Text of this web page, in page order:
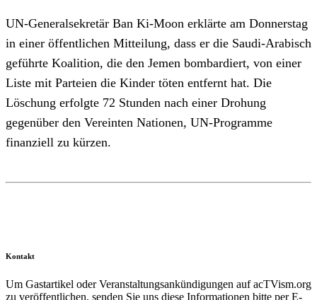
UN-Generalsekretär Ban Ki-Moon erklärte am Donnerstag
in einer öffentlichen Mitteilung, dass er die Saudi-Arabisch
geführte Koalition, die den Jemen bombardiert, von einer
Liste mit Parteien die Kinder töten entfernt hat. Die
Löschung erfolgte 72 Stunden nach einer Drohung
gegenüber den Vereinten Nationen, UN-Programme
finanziell zu kürzen.
Kontakt
Um Gastartikel oder Veranstaltungsankündigungen auf acTVism.org
zu veröffentlichen, senden Sie uns diese Informationen bitte per E-